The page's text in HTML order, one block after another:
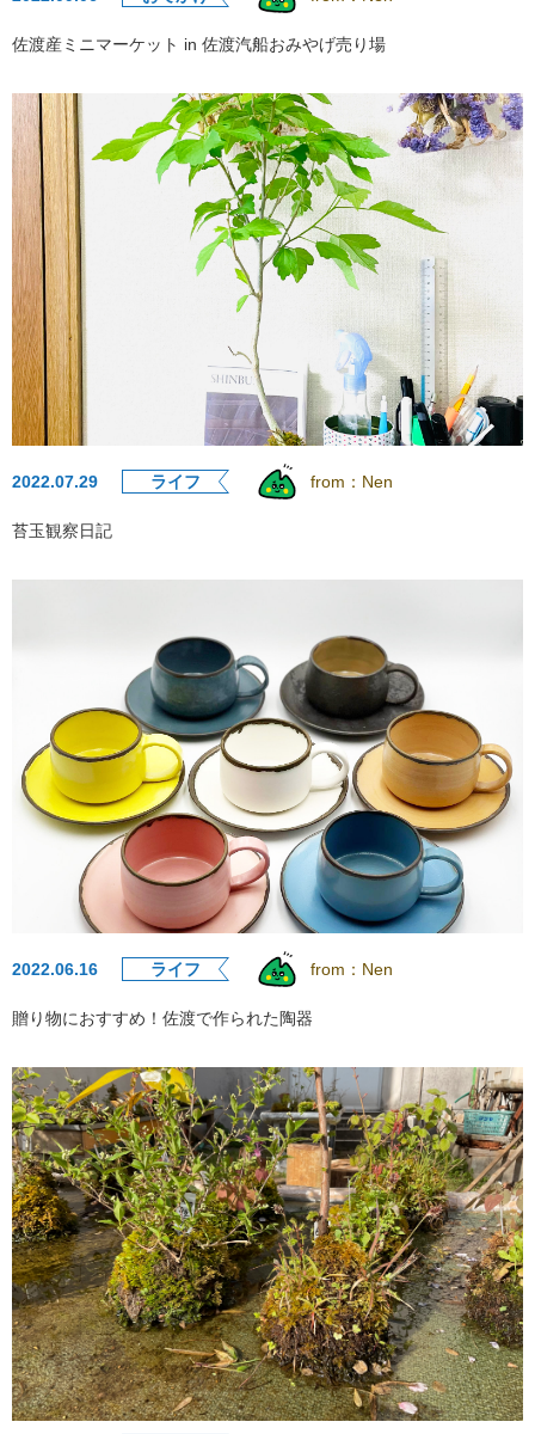
佐渡産ミニマーケット in 佐渡汽船おみやげ売り場
2022.07.29 ライフ from： Nen
苔玉観察日記
2022.06.16 ライフ from： Nen
贈り物におすすめ！佐渡で作られた陶器